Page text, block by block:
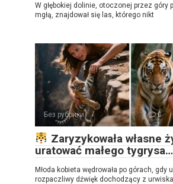
W głębokiej dolinie, otoczonej przez góry
mgłą, znajdował się las, którego nikt
Без рубрики 0
Zaryzykowała własne
uratować małego tygrysa…
Młoda kobieta wędrowała po górach, gdy
rozpaczliwy dźwięk dochodzący z